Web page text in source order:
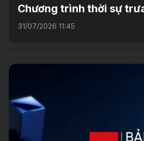
Chương trình thời sự
31/07/2026 11:45